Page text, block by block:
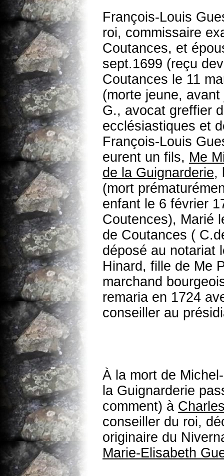
François-Louis
roi, commissaire
Coutances, et
sept.1699 (reçu
Coutances le 11
(morte jeune,
G., avocat greffier
ecclésiastiques et
François-Louis
eurent un fils, Me
de la Guignarderie,
(mort
enfant le 6 février
Coutences), Marié
de Coutances (
déposé au notariat
Hinard, fille de Me
marchand
remaria en 1724
conseiller au
À la mort de
la Guignarderie
comment) à
conseiller du roi,
originaire du
Marie-Elisabeth